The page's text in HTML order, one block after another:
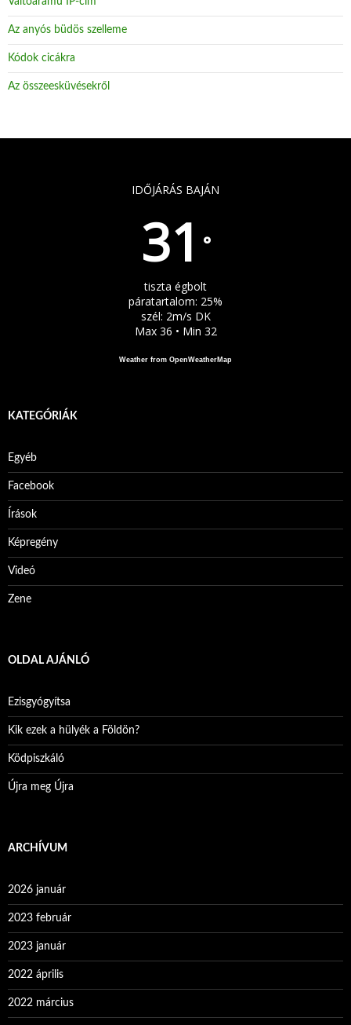
Az anyós büdös szelleme
Kódok cicákra
Az összeesküvésekről
IDŐJÁRÁS BAJÁN
31 °
tiszta égbolt
páratartalom: 25%
szél: 2m/s DK
Max 36 • Min 32
Weather from OpenWeatherMap
KATEGÓRIÁK
Egyéb
Facebook
Írások
Képregény
Videó
Zene
OLDAL AJÁNLÓ
Ezisgyógyítsa
Kik ezek a hülyék a Földön?
Ködpiszkáló
Újra meg Újra
ARCHÍVUM
2026 január
2023 február
2023 január
2022 április
2022 március